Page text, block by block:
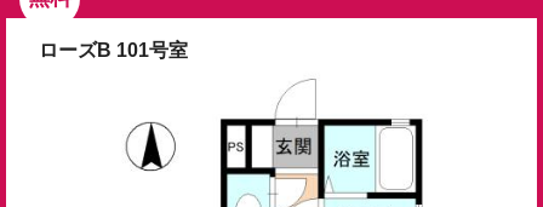
ローズB 101号室